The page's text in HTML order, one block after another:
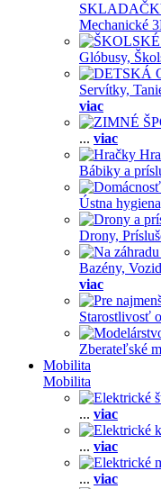
Mechanické
Glóbusy,
Servítky,
viac
... viac
Bábiky a
Ústna
Drony,
Bazény,
viac
Starostlivosť
Zberateľské
Mobilita
Mobilita
... viac
... viac
... viac